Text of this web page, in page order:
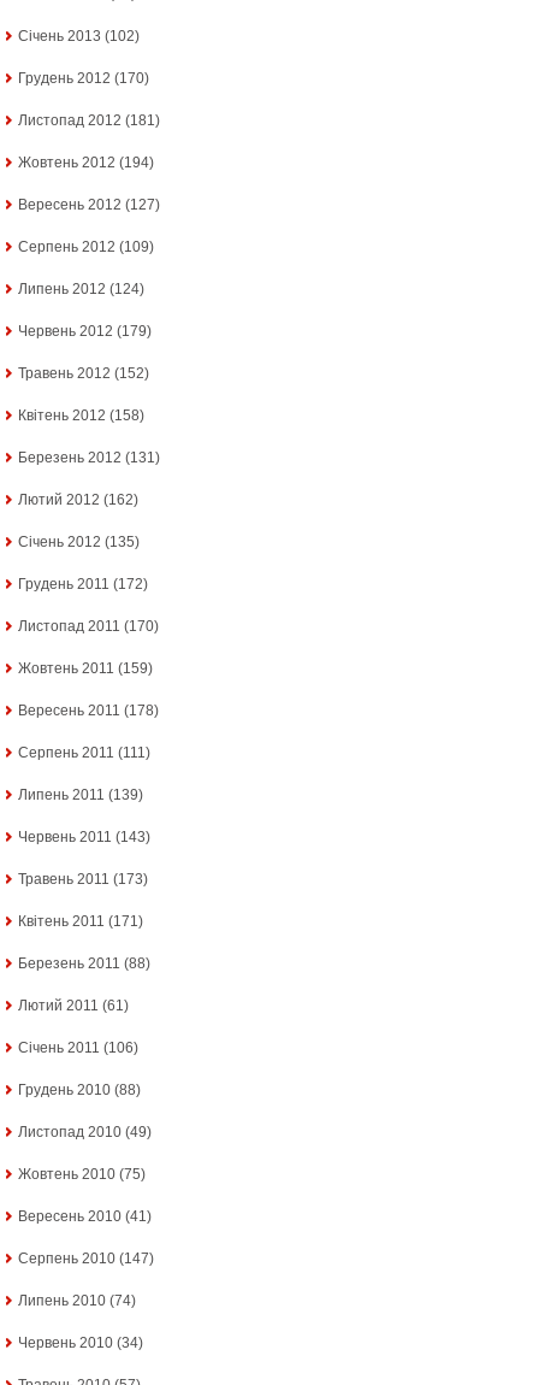
Січень 2013 (102)
Грудень 2012 (170)
Листопад 2012 (181)
Жовтень 2012 (194)
Вересень 2012 (127)
Серпень 2012 (109)
Липень 2012 (124)
Червень 2012 (179)
Травень 2012 (152)
Квітень 2012 (158)
Березень 2012 (131)
Лютий 2012 (162)
Січень 2012 (135)
Грудень 2011 (172)
Листопад 2011 (170)
Жовтень 2011 (159)
Вересень 2011 (178)
Серпень 2011 (111)
Липень 2011 (139)
Червень 2011 (143)
Травень 2011 (173)
Квітень 2011 (171)
Березень 2011 (88)
Лютий 2011 (61)
Січень 2011 (106)
Грудень 2010 (88)
Листопад 2010 (49)
Жовтень 2010 (75)
Вересень 2010 (41)
Серпень 2010 (147)
Липень 2010 (74)
Червень 2010 (34)